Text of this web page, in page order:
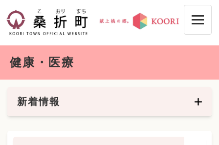
先
健康・医療
新着情報